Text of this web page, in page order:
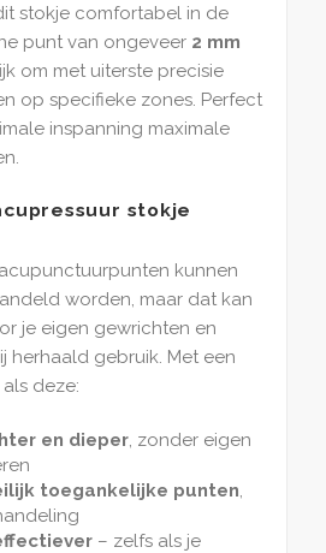
stokje comfortabel in de
punt van ongeveer 2 mm
om met uiterste precisie
op specifieke zones. Perfect
inspanning maximale
stokje
kunnen
worden, maar dat kan
je eigen gewrichten en
herhaald gebruik. Met een
deze:
en dieper, zonder eigen
toegankelijke punten,
– zelfs als je